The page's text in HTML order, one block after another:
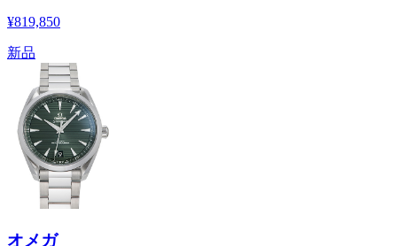
¥819,850
新品
オメガ